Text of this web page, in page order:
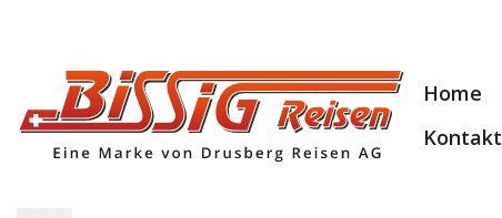
Home
Kontakt